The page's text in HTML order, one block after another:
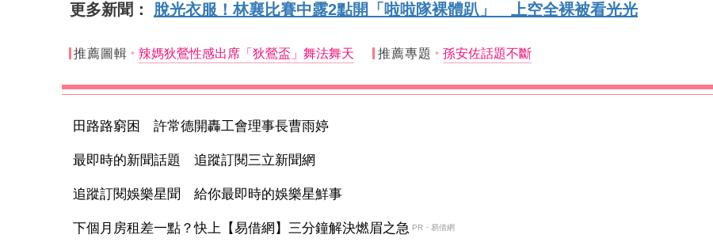
更多新聞： 脫光衣服！林襄比賽中露2點開「啦啦隊裸體趴」 上空全裸被看光光
推薦圖輯 辣媽狄鶯性感出席「狄鶯盃」舞法舞天 推薦專題 孫安佐話題不斷
田路路窮困 許常德開轟工會理事長曹雨婷
最即時的新聞話題 追蹤訂閱三立新聞網
追蹤訂閱娛樂星聞 給你最即時的娛樂星鮮事
下個月房租差一點？快上【易借網】三分鐘解決燃眉之急 PR・易借網